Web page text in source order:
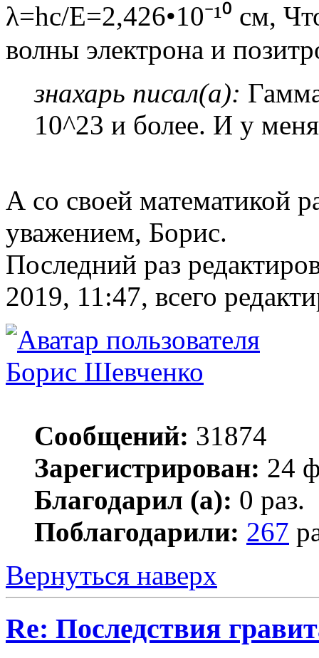
λ=hc/E=2,426•10⁻¹⁰ см,
волны электрона и
знахарь писал(а):
10^23 и более. И у
А со своей математикой
уважением, Борис.
Последний раз
2019, 11:47, всего
Борис Шевченко
Сообщений: 31874
Зарегистрирован: 24
Благодарил (а): 0 раз.
Поблагодарили: 267
Вернуться наверх
Re: Последствия